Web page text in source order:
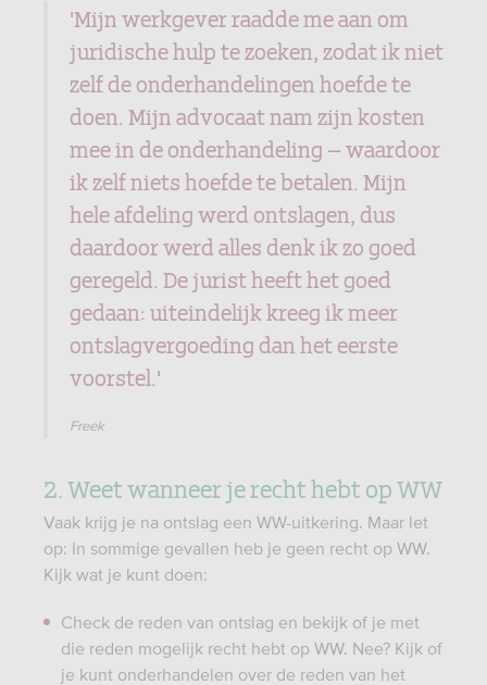
'Mijn werkgever raadde me aan om
juridische hulp te zoeken, zodat ik niet
zelf de onderhandelingen hoefde te
doen. Mijn advocaat nam zijn kosten
mee in de onderhandeling – waardoor
ik zelf niets hoefde te betalen. Mijn
hele afdeling werd ontslagen, dus
daardoor werd alles denk ik zo goed
geregeld. De jurist heeft het goed
gedaan: uiteindelijk kreeg ik meer
ontslagvergoeding dan het eerste
voorstel.'
Freek
2. Weet wanneer je recht hebt op WW
Vaak krijg je na ontslag een WW-uitkering. Maar let
op: In sommige gevallen heb je geen recht op WW.
Kijk wat je kunt doen:
Check de reden van ontslag en bekijk of je met
die reden mogelijk recht hebt op WW. Nee? Kijk of
je kunt onderhandelen over de reden van het